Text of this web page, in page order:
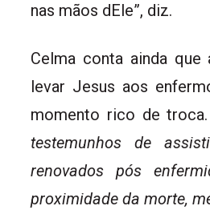
nas mãos dEle”, diz.
Celma conta ainda que
levar Jesus aos
momento rico de troca.
testemunhos de
renovados pós
proximidade da morte,